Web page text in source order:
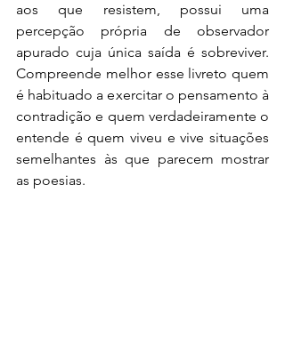
aos que resistem, possui uma
percepção própria de observador
apurado cuja única saída é sobreviver.
Compreende melhor esse livreto quem
é habituado a exercitar o pensamento à
contradição e quem verdadeiramente o
entende é quem viveu e vive situações
semelhantes às que parecem mostrar
as poesias.